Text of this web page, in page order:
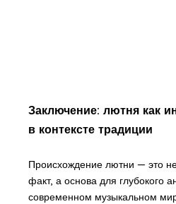
Заключение: лютня как
в контексте традиции
Происхождение лютни — это
факт, а основа для глубокого
современном музыкальном